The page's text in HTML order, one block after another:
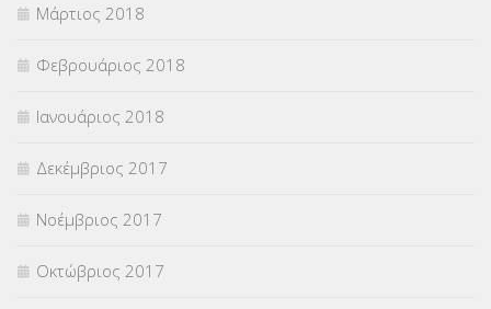
Μάρτιος 2018
Φεβρουάριος 2018
Ιανουάριος 2018
Δεκέμβριος 2017
Νοέμβριος 2017
Οκτώβριος 2017